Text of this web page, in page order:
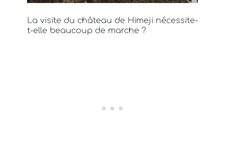
La visite du château de Himeji nécessite-
t-elle beaucoup de marche ?